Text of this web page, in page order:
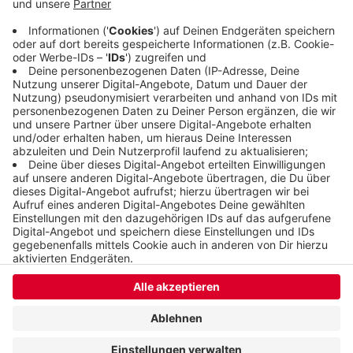
hatte die Feuerwehr in der Nacht nicht.
Veröffentlicht:Dienstag, 01.08.2023 06:34
Anzeige
Anzeige